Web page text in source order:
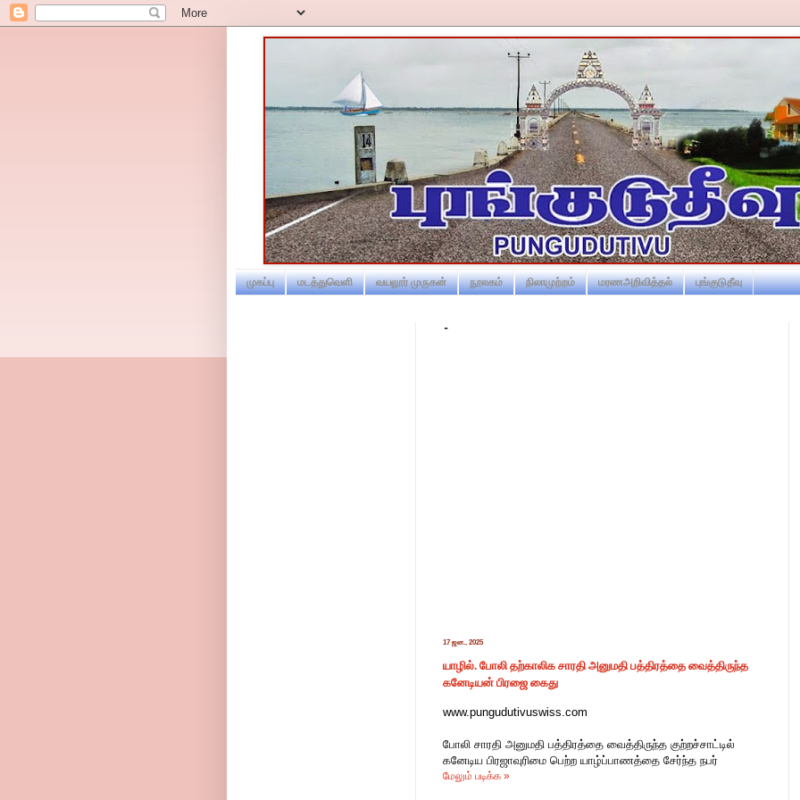
முகப்பு மடத்துவெளி வயலூர் முருகன் நூலகம் நிலாமுற்றம் மரணஅறிவித்தல் புங்குடுதீவு
-
17 ஜன., 2025
யாழில். போலி தற்காலிக சாரதி அனுமதி பத்திரத்தை வைத்திருந்த
கனேடியன் பிரஜை கைது
www.pungudutivuswiss.com
போலி சாரதி அனுமதி பத்திரத்தை வைத்திருந்த குற்றச்சாட்டில்
கனேடிய பிரஜாவுரிமை பெற்ற யாழ்ப்பாணத்தை சேர்ந்த நபர்
மேலும் படிக்க »